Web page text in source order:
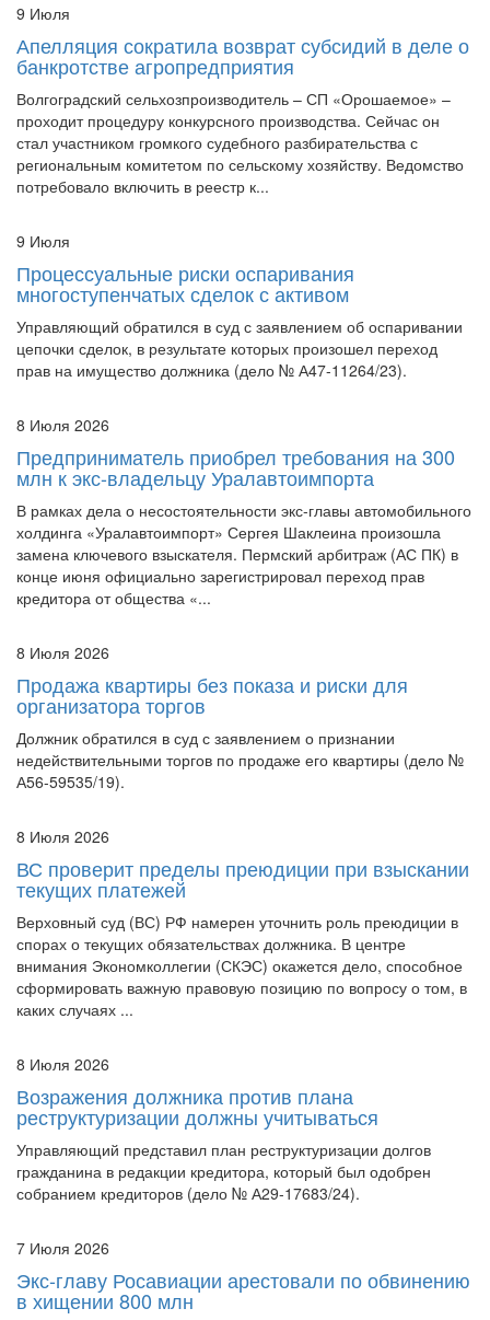
9 Июля
Апелляция сократила возврат субсидий в деле о
банкротстве агропредприятия
Волгоградский сельхозпроизводитель – СП «Орошаемое» –
проходит процедуру конкурсного производства. Сейчас он
стал участником громкого судебного разбирательства с
региональным комитетом по сельскому хозяйству. Ведомство
потребовало включить в реестр к...
9 Июля
Процессуальные риски оспаривания
многоступенчатых сделок с активом
Управляющий обратился в суд с заявлением об оспаривании
цепочки сделок, в результате которых произошел переход
прав на имущество должника (дело № А47-11264/23).
8 Июля 2026
Предприниматель приобрел требования на 300
млн к экс-владельцу Уралавтоимпорта
В рамках дела о несостоятельности экс-главы автомобильного
холдинга «Уралавтоимпорт» Сергея Шаклеина произошла
замена ключевого взыскателя. Пермский арбитраж (АС ПК) в
конце июня официально зарегистрировал переход прав
кредитора от общества «...
8 Июля 2026
Продажа квартиры без показа и риски для
организатора торгов
Должник обратился в суд с заявлением о признании
недействительными торгов по продаже его квартиры (дело №
А56-59535/19).
8 Июля 2026
ВС проверит пределы преюдиции при взыскании
текущих платежей
Верховный суд (ВС) РФ намерен уточнить роль преюдиции в
спорах о текущих обязательствах должника. В центре
внимания Экономколлегии (СКЭС) окажется дело, способное
сформировать важную правовую позицию по вопросу о том, в
каких случаях ...
8 Июля 2026
Возражения должника против плана
реструктуризации должны учитываться
Управляющий представил план реструктуризации долгов
гражданина в редакции кредитора, который был одобрен
собранием кредиторов (дело № А29-17683/24).
7 Июля 2026
Экс-главу Росавиации арестовали по обвинению
в хищении 800 млн